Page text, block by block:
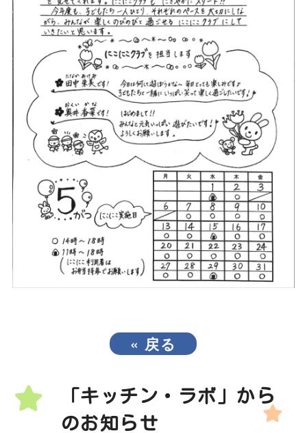
« 戻る
「キッチン・ラボ」から
のお知らせ